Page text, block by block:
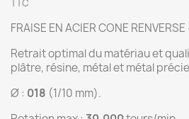
TTC
FRAISE EN ACIER CONE
Retrait optimal du matériau et
plâtre, résine, métal et métal
Ø : 018 (1/10 mm).